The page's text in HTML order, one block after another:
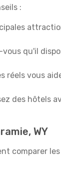
:
vous qu'il
réels vous
des hôtels
WY
comparer